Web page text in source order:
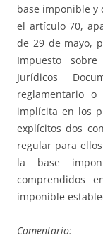
base imponible y
el artículo 70,
de 29 de mayo,
Impuesto
Jurídicos
reglamentario
implícita en los
explícitos dos
regular para
la base
comprendidos
imponible
Comentario: